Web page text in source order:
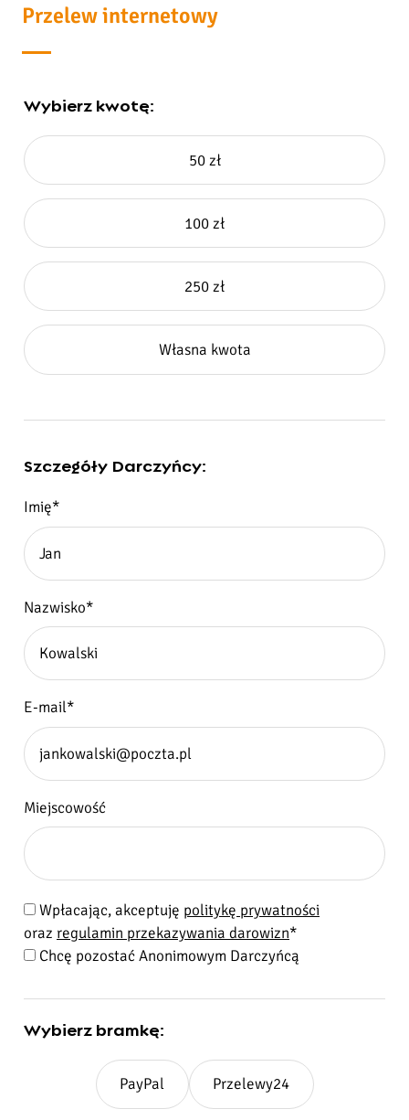
Przelew internetowy
Wybierz kwotę:
50 zł
100 zł
250 zł
Własna kwota
Szczegóły Darczyńcy:
Imię*
Nazwisko*
E-mail*
Miejscowość
Z
g
o
:
Wpłacając, akceptuję politykę prywatności
oraz regulamin przekazywania darowizn*
Chcę pozostać Anonimowym Darczyńcą
Wybierz bramkę:
PayPal Przelewy24